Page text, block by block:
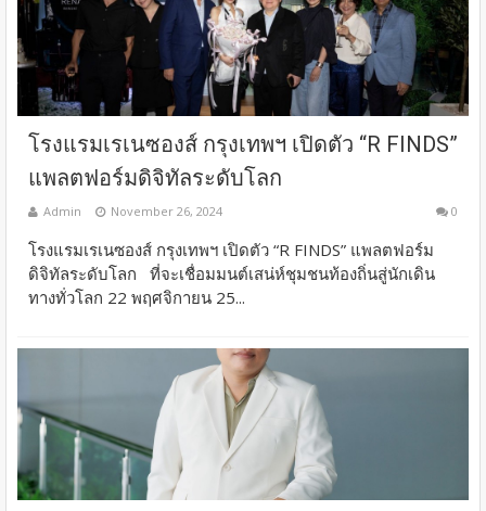
โรงแรมเรเนซองส์ กรุงเทพฯ เปิดตัว “R FINDS”
แพลตฟอร์มดิจิทัลระดับโลก
Admin November 26, 2024 0
โรงแรมเรเนซองส์ กรุงเทพฯ เปิดตัว “R FINDS” แพลตฟอร์ม
ดิจิทัลระดับโลก ที่จะเชื่อมมนต์เสน่ห์ชุมชนท้องถิ่นสู่นักเดิน
ทางทั่วโลก 22 พฤศจิกายน 25...